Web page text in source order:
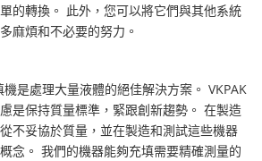
的轉換。 此外，您可以將它們與其他系統
麻煩和不必要的努力。
是處理大量液體的絕佳解決方案。 VKPAK
是保持質量標準，緊跟創新趨勢。 在製造
不妥協於質量，並在製造和測試這些機器
念。 我們的機器能夠充填需要精確測量的